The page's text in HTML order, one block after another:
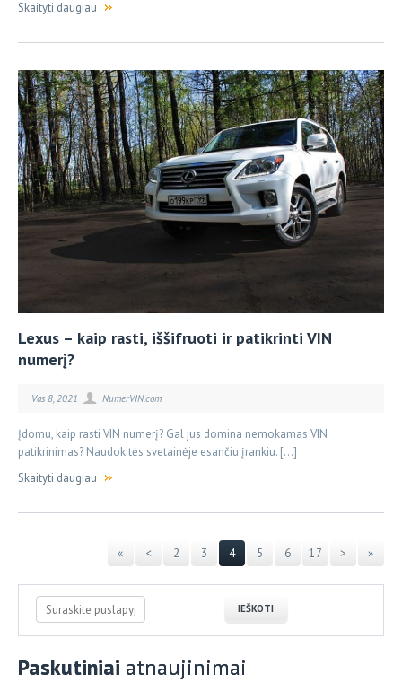
Skaityti daugiau
Lexus – kaip rasti, iššifruoti ir patikrinti VIN
numerį?
Vas 8, 2021 NumerVIN.com
Įdomu, kaip rasti VIN numerį? Gal jus domina nemokamas VIN
patikrinimas? Naudokitės svetainėje esančiu įrankiu. […]
Skaityti daugiau
« < 2 3 4 5 6 17 > »
Paskutiniai atnaujinimai